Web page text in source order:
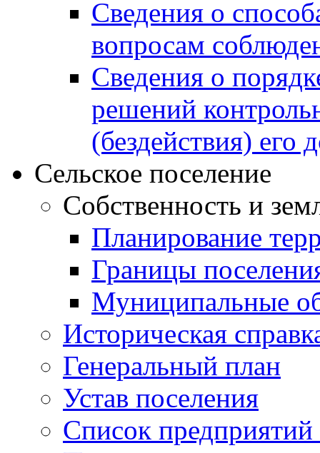
Сведения о
вопросам
Сведения о
решений
(бездействия) его
Сельское поселение
Собственность и
Планирование
Границы
Муниципальные
Историческая
Генеральный план
Устав поселения
Список предприятий